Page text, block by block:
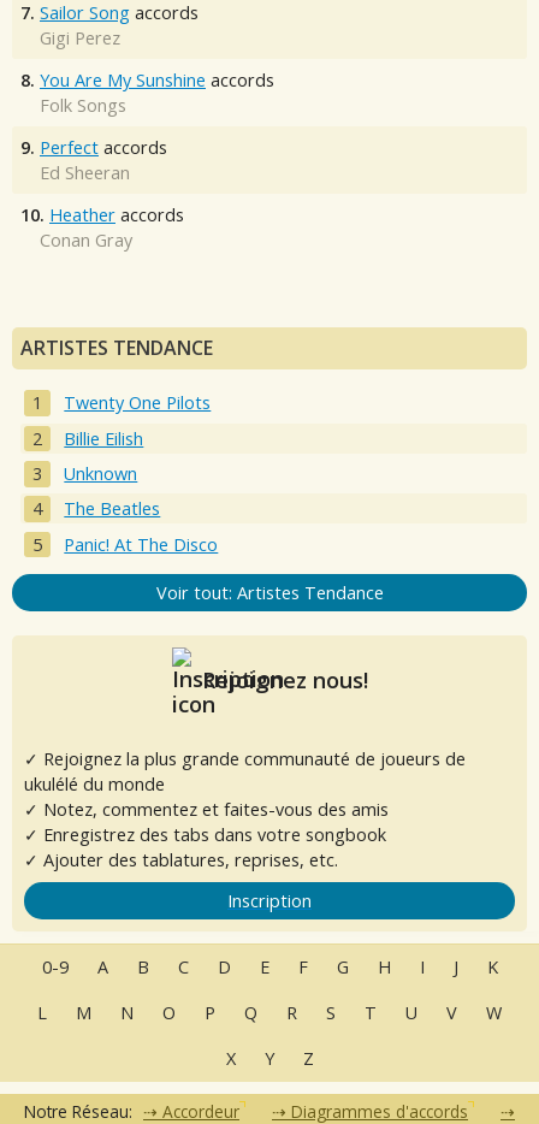
7. Sailor Song accords
Gigi Perez
8. You Are My Sunshine accords
Folk Songs
9. Perfect accords
Ed Sheeran
10. Heather accords
Conan Gray
ARTISTES TENDANCE
Twenty One Pilots
Billie Eilish
Unknown
The Beatles
Panic! At The Disco
Voir tout: Artistes Tendance
Rejoignez nous!
✓ Rejoignez la plus grande communauté de joueurs de
ukulélé du monde
✓ Notez, commentez et faites-vous des amis
✓ Enregistrez des tabs dans votre songbook
✓ Ajouter des tablatures, reprises, etc.
Inscription
0-9 A B C D E F G H I J
K
L
M N O P Q R S T U V
W
X
Y Z
Notre Réseau: Accordeur Diagrammes d'accords